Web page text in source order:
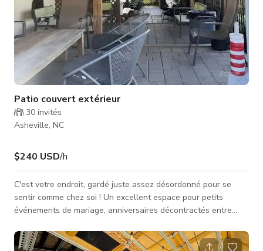
Patio couvert extérieur
30 invités
Asheville, NC
$240 USD/h
C'est votre endroit, gardé juste assez désordonné pour se
sentir comme chez soi ! Un excellent espace pour petits
événements de mariage, anniversaires décontractés entre
Le tarif publié est valable du lundi au jeudi uniquement.
*TARIFS : Lundi - Jeudi 240 $/heure Vendredi - Dimanche 360